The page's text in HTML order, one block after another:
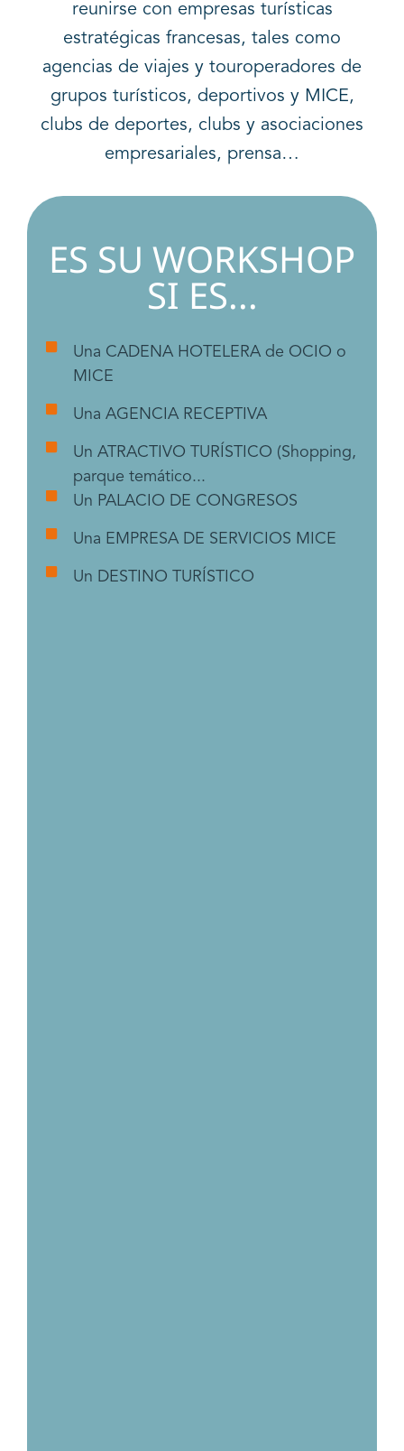
reunirse con empresas turísticas
estratégicas francesas, tales como
agencias de viajes y touroperadores de
grupos turísticos, deportivos y MICE,
clubs de deportes, clubs y asociaciones
empresariales, prensa…
ES SU WORKSHOP
SI ES...
Una CADENA HOTELERA de OCIO o
MICE
Una AGENCIA RECEPTIVA
Un ATRACTIVO TURÍSTICO (Shopping,
parque temático...
Un PALACIO DE CONGRESOS
Una EMPRESA DE SERVICIOS MICE
Un DESTINO TURÍSTICO